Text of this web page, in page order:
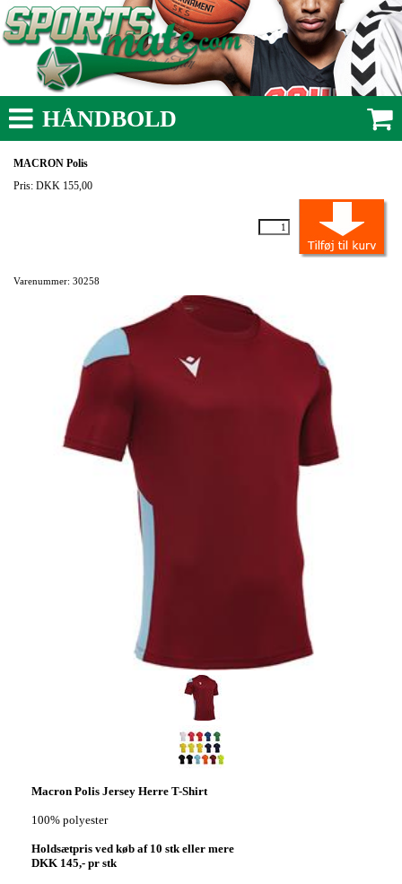
HÅNDBOLD
MACRON Polis
Pris: DKK 155,00
Varenummer: 30258
Macron Polis Jersey Herre T-Shirt
100% polyester
Holdsætpris ved køb af 10 stk eller mere
DKK 145,- pr stk